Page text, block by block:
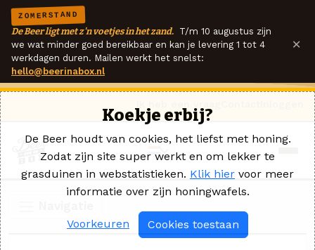
ZOMERSTAND
De Beer ligt met z'n voetjes in het zand. T/m 10 augustus zijn
we wat minder goed bereikbaar en kan je levering 1 tot 4
werkdagen duren. Mailen werkt het snelst:
hello@beerinabox.nl
×
Koekje erbij?
De Beer houdt van cookies, het liefst met honing.
Zodat zijn site super werkt en om lekker te
grasduinen in webstatistieken. Klik hier voor meer
informatie over zijn honingwafels.
Voorkeuren Cookies toestaan